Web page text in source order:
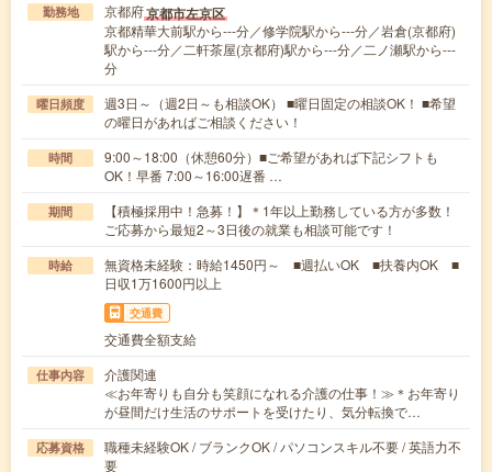
勤務地 京都府京都市左京区
京都精華大前駅から---分／修学院駅から---分／岩倉(京都府)
駅から---分／二軒茶屋(京都府)駅から---分／二ノ瀬駅から---
分
曜日頻度
週3日～（週2日～も相談OK） ■曜日固定の相談OK！ ■希望
の曜日があればご相談ください！
時間
9:00～18:00（休憩60分）■ご希望があれば下記シフトも
OK！早番 7:00～16:00遅番 …
期間
【積極採用中！急募！】＊1年以上勤務している方が多数！
ご応募から最短2～3日後の就業も相談可能です！
時給
無資格未経験：時給1450円～ ■週払いOK ■扶養内OK ■
日収1万1600円以上
交通費
交通費全額支給
仕事内容
介護関連
≪お年寄りも自分も笑顔になれる介護の仕事！≫＊お年寄り
が昼間だけ生活のサポートを受けたり、気分転換で…
応募資格
職種未経験OK / ブランクOK / パソコンスキル不要 / 英語力不
要